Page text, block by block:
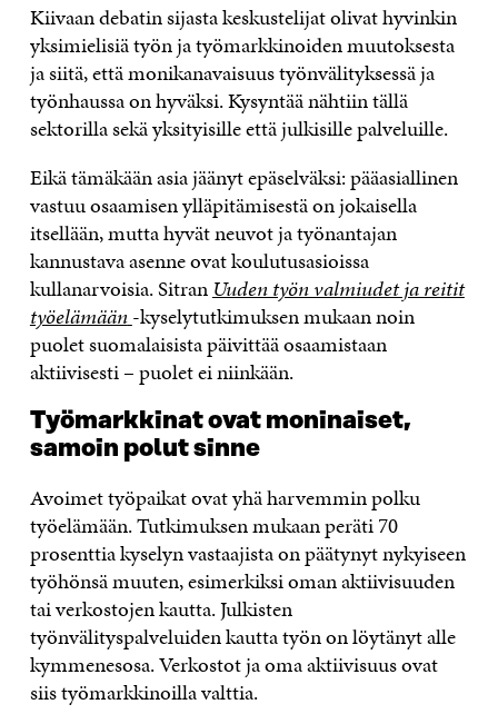
Kiivaan debatin sijasta keskustelijat olivat hyvinkin
yksimielisiä työn ja työmarkkinoiden muutoksesta
ja siitä, että monikanavaisuus työnvälityksessä ja
työnhaussa on hyväksi. Kysyntää nähtiin tällä
sektorilla sekä yksityisille että julkisille palveluille.
Eikä tämäkään asia jäänyt epäselväksi: pääasiallinen
vastuu osaamisen ylläpitämisestä on jokaisella
itsellään, mutta hyvät neuvot ja työnantajan
kannustava asenne ovat koulutusasioissa
kullanarvoisia. Sitran Uuden työn valmiudet ja reitit
työelämään-kyselytutkimuksen mukaan noin
puolet suomalaisista päivittää osaamistaan
aktiivisesti – puolet ei niinkään.
Työmarkkinat ovat moninaiset,
samoin polut sinne
Avoimet työpaikat ovat yhä harvemmin polku
työelämään. Tutkimuksen mukaan peräti 70
prosenttia kyselyn vastaajista on päätynyt nykyiseen
työhönsä muuten, esimerkiksi oman aktiivisuuden
tai verkostojen kautta. Julkisten
työnvälityspalveluiden kautta työn on löytänyt alle
kymmenesosa. Verkostot ja oma aktiivisuus ovat
siis työmarkkinoilla valttia.